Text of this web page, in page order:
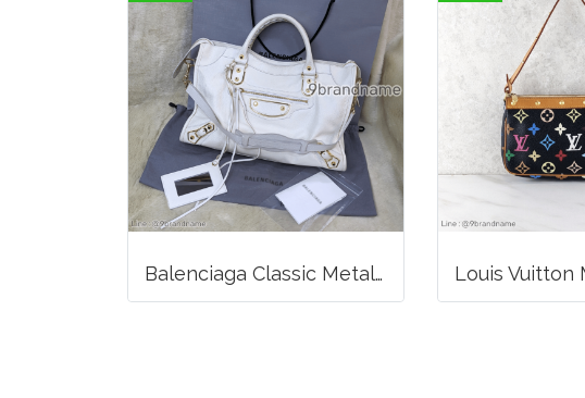
Balenciaga Classic Metallic Edge City Bag